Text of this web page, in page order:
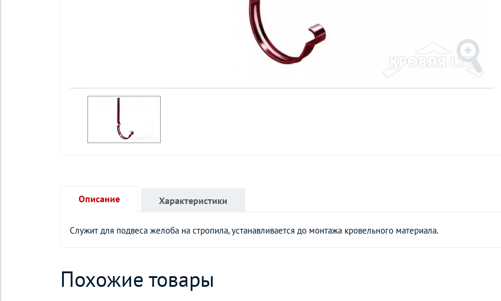
Описание
Служит для подвеса желоба на стропила, устанавливается до монтажа кровельного материала.
Характеристики
Похожие товары